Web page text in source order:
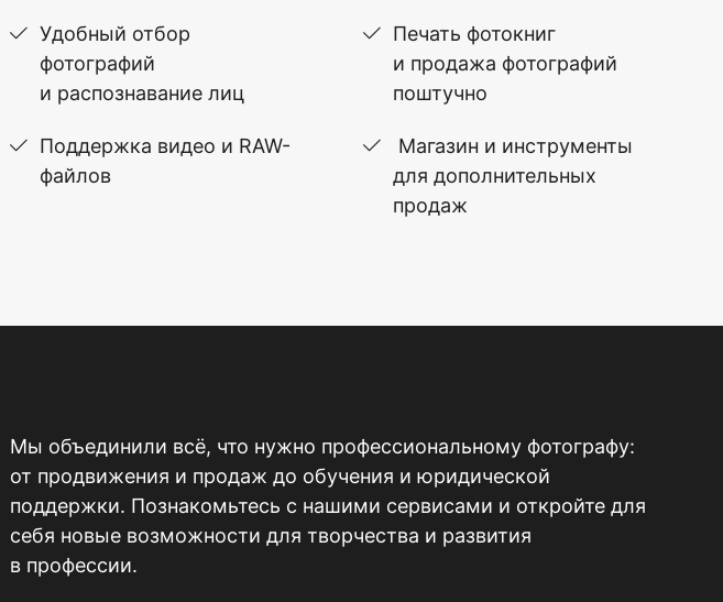
Удобный отбор
фотографий
и распознавание лиц
Поддержка видео и RAW-
файлов
Печать фотокниг
и продажа фотографий
поштучно
Магазин и инструменты
для дополнительных
продаж
Мы объединили всё, что нужно профессиональному фотографу:
от продвижения и продаж до обучения и юридической
поддержки. Познакомьтесь с нашими сервисами и откройте для
себя новые возможности для творчества и развития
в профессии.